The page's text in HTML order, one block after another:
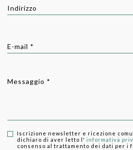
Indirizzo
E-mail *
Messaggio *
Iscrizione newsletter e ricezione
dichiaro di aver letto l' informativa
consenso al trattamento dei dati per i